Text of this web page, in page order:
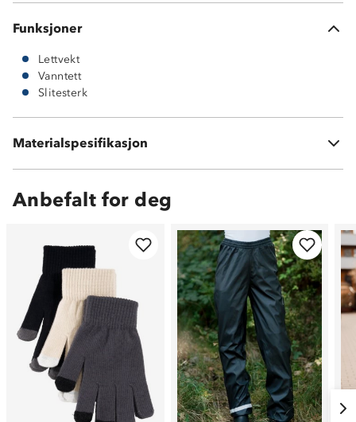
Funksjoner
Lettvekt
Vanntett
Slitesterk
Materialspesifikasjon
Vedlikehold: bør rengjøres og impregneres jevnlig
Anbefalt for deg